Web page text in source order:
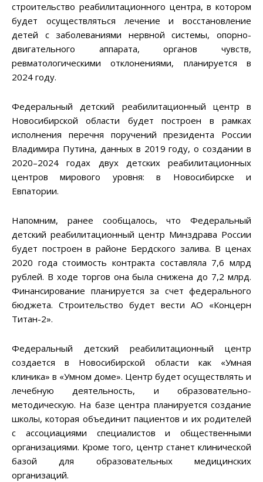
строительство реабилитационного центра, в котором
будет осуществляться лечение и восстановление
детей с заболеваниями нервной системы, опорно-
двигательного аппарата, органов чувств,
ревматологическими отклонениями, планируется в
2024 году.
Федеральный детский реабилитационный центр в
Новосибирской области будет построен в рамках
исполнения перечня поручений президента России
Владимира Путина, данных в 2019 году, о создании в
2020–2024 годах двух детских реабилитационных
центров мирового уровня: в Новосибирске и
Евпатории.
Напомним, ранее сообщалось, что Федеральный
детский реабилитационный центр Минздрава России
будет построен в районе Бердского залива. В ценах
2020 года стоимость контракта составляла 7,6 млрд
рублей. В ходе торгов она была снижена до 7,2 млрд.
Финансирование планируется за счет федерального
бюджета. Строительство будет вести АО «Концерн
Титан-2».
Федеральный детский реабилитационный центр
создается в Новосибирской области как «Умная
клиника» в «Умном доме». Центр будет осуществлять и
лечебную деятельность, и образовательно-
методическую. На базе центра планируется создание
школы, которая объединит пациентов и их родителей
с ассоциациями специалистов и общественными
организациями. Кроме того, центр станет клинической
базой для образовательных медицинских
организаций.